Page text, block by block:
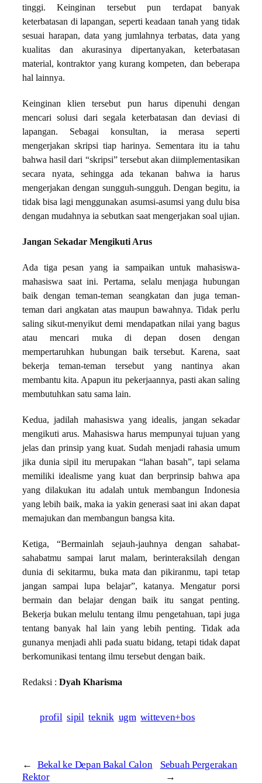
tinggi. Keinginan tersebut pun terdapat banyak
keterbatasan di lapangan, seperti keadaan tanah yang tidak
sesuai harapan, data yang jumlahnya terbatas, data yang
kualitas dan akurasinya dipertanyakan, keterbatasan
material, kontraktor yang kurang kompeten, dan beberapa
hal lainnya.
Keinginan klien tersebut pun harus dipenuhi dengan
mencari solusi dari segala keterbatasan dan deviasi di
lapangan. Sebagai konsultan, ia merasa seperti
mengerjakan skripsi tiap harinya. Sementara itu ia tahu
bahwa hasil dari “skripsi” tersebut akan diimplementasikan
secara nyata, sehingga ada tekanan bahwa ia harus
mengerjakan dengan sungguh-sungguh. Dengan begitu, ia
tidak bisa lagi menggunakan asumsi-asumsi yang dulu bisa
dengan mudahnya ia sebutkan saat mengerjakan soal ujian.
Jangan Sekadar Mengikuti Arus
Ada tiga pesan yang ia sampaikan untuk mahasiswa-
mahasiswa saat ini. Pertama, selalu menjaga hubungan
baik dengan teman-teman seangkatan dan juga teman-
teman dari angkatan atas maupun bawahnya. Tidak perlu
saling sikut-menyikut demi mendapatkan nilai yang bagus
atau mencari muka di depan dosen dengan
mempertaruhkan hubungan baik tersebut. Karena, saat
bekerja teman-teman tersebut yang nantinya akan
membantu kita. Apapun itu pekerjaannya, pasti akan saling
membutuhkan satu sama lain.
Kedua, jadilah mahasiswa yang idealis, jangan sekadar
mengikuti arus. Mahasiswa harus mempunyai tujuan yang
jelas dan prinsip yang kuat. Sudah menjadi rahasia umum
jika dunia sipil itu merupakan “lahan basah”, tapi selama
memiliki idealisme yang kuat dan berprinsip bahwa apa
yang dilakukan itu adalah untuk membangun Indonesia
yang lebih baik, maka ia yakin generasi saat ini akan dapat
memajukan dan membangun bangsa kita.
Ketiga, “Bermainlah sejauh-jauhnya dengan sahabat-
sahabatmu sampai larut malam, berinteraksilah dengan
dunia di sekitarmu, buka mata dan pikiranmu, tapi tetap
jangan sampai lupa belajar”, katanya. Mengatur porsi
bermain dan belajar dengan baik itu sangat penting.
Bekerja bukan melulu tentang ilmu pengetahuan, tapi juga
tentang banyak hal lain yang lebih penting. Tidak ada
gunanya menjadi ahli pada suatu bidang, tetapi tidak dapat
berkomunikasi tentang ilmu tersebut dengan baik.
Redaksi : Dyah Kharisma
profil sipil teknik ugm witteven+bos
←
Bekal ke Depan Bakal Calon
Rektor
Sebuah Pergerakan
→